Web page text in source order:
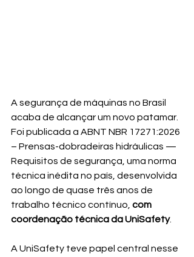
A segurança de máquinas no Brasil
acaba de alcançar um novo patamar.
Foi publicada a ABNT NBR 17271:2026
– Prensas-dobradeiras hidráulicas —
Requisitos de segurança, uma norma
técnica inédita no país, desenvolvida
ao longo de quase três anos de
trabalho técnico contínuo, com
coordenação técnica da UniSafety.
A UniSafety teve papel central nesse